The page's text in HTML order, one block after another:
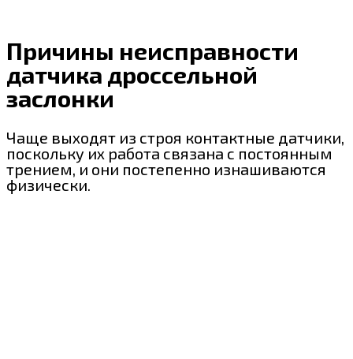
Причины неисправности
датчика дроссельной
заслонки
Чаще выходят из строя контактные датчики,
поскольку их работа связана с постоянным
трением, и они постепенно изнашиваются
физически.